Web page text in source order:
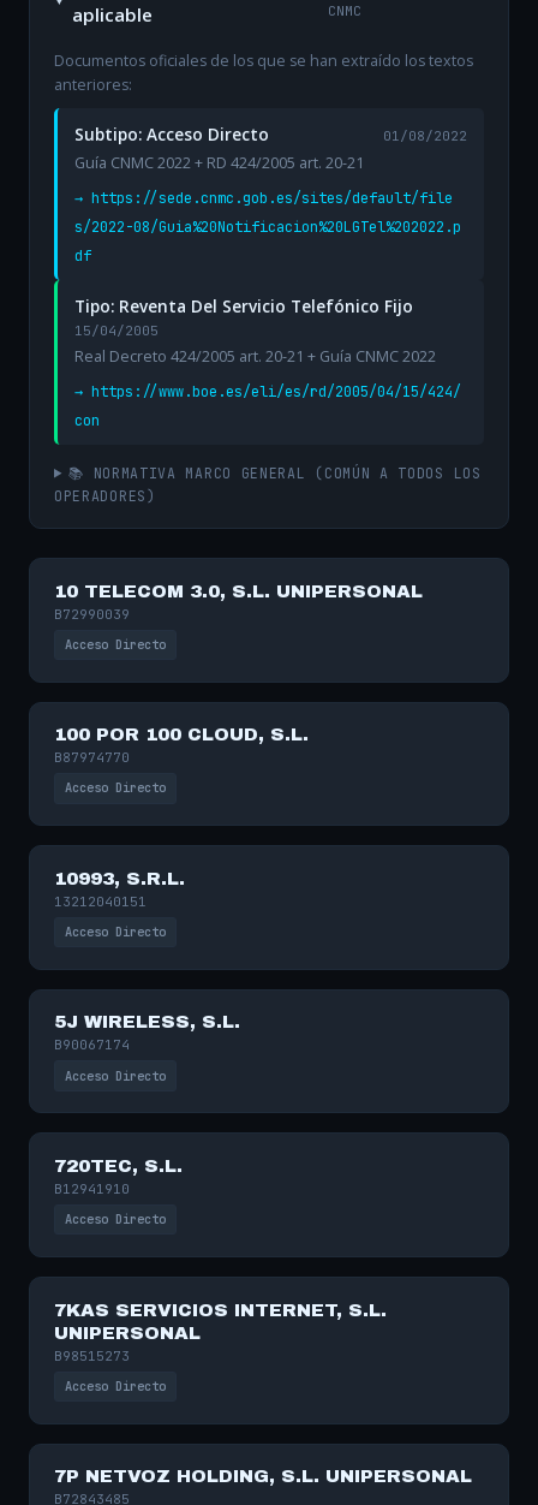
aplicable
CNMC
Documentos oficiales de los que se han extraído los textos
anteriores:
Subtipo: Acceso Directo 01/08/2022
Guía CNMC 2022 + RD 424/2005 art. 20-21
→ https://sede.cnmc.gob.es/sites/default/file
s/2022-08/Guia%20Notificacion%20LGTel%202022.p
df
Tipo: Reventa Del Servicio Telefónico Fijo
15/04/2005
Real Decreto 424/2005 art. 20-21 + Guía CNMC 2022
→ https://www.boe.es/eli/es/rd/2005/04/15/424/
con
📚 NORMATIVA MARCO GENERAL (COMÚN A TODOS LOS
OPERADORES)
10 TELECOM 3.0, S.L. UNIPERSONAL
B72990039
Acceso Directo
100 POR 100 CLOUD, S.L.
B87974770
Acceso Directo
10993, S.R.L.
13212040151
Acceso Directo
5J WIRELESS, S.L.
B90067174
Acceso Directo
720TEC, S.L.
B12941910
Acceso Directo
7KAS SERVICIOS INTERNET, S.L.
UNIPERSONAL
B98515273
Acceso Directo
7P NETVOZ HOLDING, S.L. UNIPERSONAL
B72843485